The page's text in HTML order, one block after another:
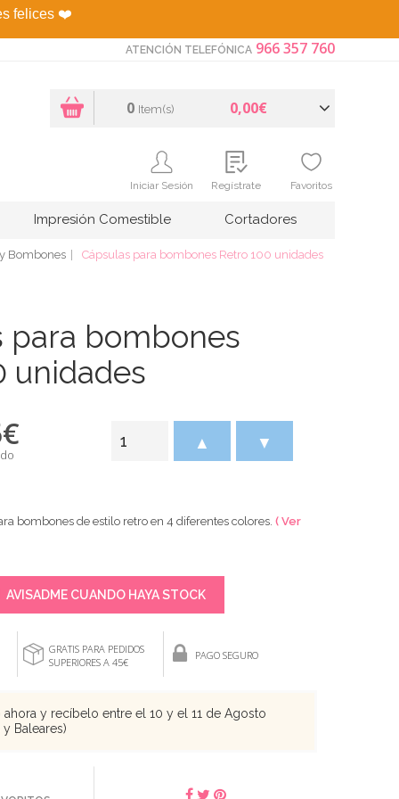
felices ❤️
ATENCIÓN TELEFÓNICA 966 357 760
0 Item(s) 0,00€
Iniciar Sesión Regístrate Favoritos
Impresión Comestible Cortadores
Bombones Cápsulas para bombones Retro 100 unidades
para bombones
unidades
€ ▲ ▼
bombones de estilo retro en 4 diferentes colores. ( Ver
AVISADME CUANDO HAYA STOCK
GRATIS PARA PEDIDOS
SUPERIORES A 45€
PAGO SEGURO
ahora y recíbelo entre el 10 y el 11 de Agosto
Baleares)